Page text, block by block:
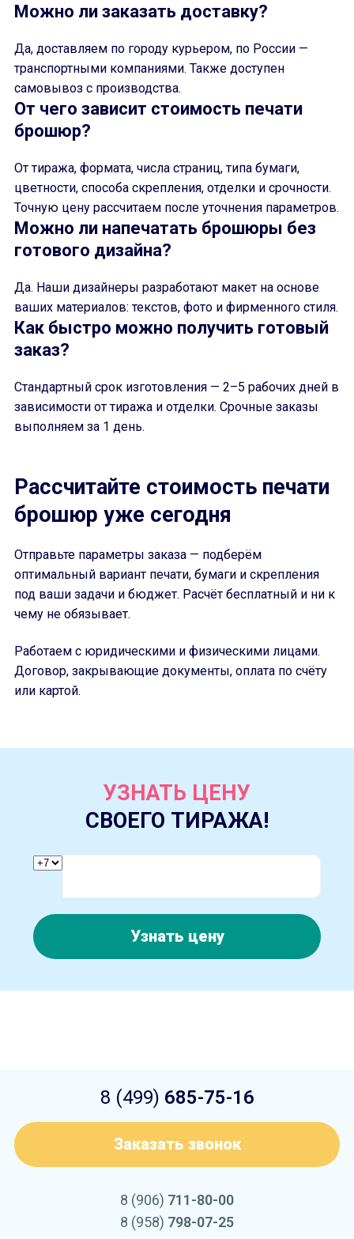
Можно ли заказать доставку?
Да, доставляем по городу курьером, по России —
транспортными компаниями. Также доступен
самовывоз с производства.
От чего зависит стоимость печати
брошюр?
От тиража, формата, числа страниц, типа бумаги,
цветности, способа скрепления, отделки и срочности.
Точную цену рассчитаем после уточнения параметров.
Можно ли напечатать брошюры без
готового дизайна?
Да. Наши дизайнеры разработают макет на основе
ваших материалов: текстов, фото и фирменного стиля.
Как быстро можно получить готовый
заказ?
Стандартный срок изготовления — 2–5 рабочих дней в
зависимости от тиража и отделки. Срочные заказы
выполняем за 1 день.
Рассчитайте стоимость печати
брошюр уже сегодня
Отправьте параметры заказа — подберём
оптимальный вариант печати, бумаги и скрепления
под ваши задачи и бюджет. Расчёт бесплатный и ни к
чему не обязывает.
Работаем с юридическими и физическими лицами.
Договор, закрывающие документы, оплата по счёту
или картой.
УЗНАТЬ ЦЕНУ
СВОЕГО ТИРАЖА!
Узнать цену
8 (499) 685-75-16
Заказать звонок
8 (906) 711-80-00
8 (958) 798-07-25